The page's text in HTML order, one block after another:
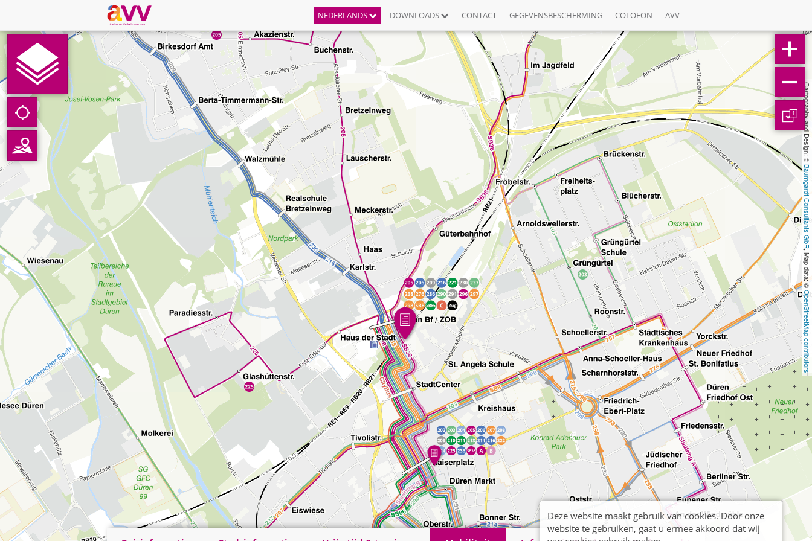
NEDERLANDS DOWNLOADS CONTACT GEGEVENSBESCHERMING COLOFON AVV
Cartography and Design: ©
Baumgardt Consultants GbR
, Map data: ©
OpenStreetMap contributors
1
Deze website maakt gebruik van cookies. Door onze
website te gebruiken, gaat u ermee akkoord dat wij